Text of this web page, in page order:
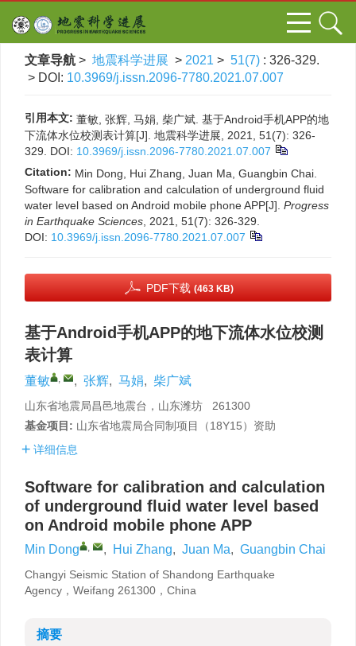
文章导航 > 地震科学进展 > 2021 > 51(7) : 326-329.
> DOI: 10.3969/j.issn.2096-7780.2021.07.007
引用本文: 董敏, 张辉, 马娟, 柴广斌. 基于Android手机APP的地
下流体水位校测表计算[J]. 地震科学进展, 2021, 51(7): 326-
329. DOI: 10.3969/j.issn.2096-7780.2021.07.007
Citation: Min Dong, Hui Zhang, Juan Ma, Guangbin Chai.
Software for calibration and calculation of underground fluid
water level based on Android mobile phone APP[J]. Progress
in Earthquake Sciences , 2021, 51(7): 326-329.
DOI: 10.3969/j.issn.2096-7780.2021.07.007
PDF下载 (463 KB)
基于Android手机APP的地下流体水位校测
表计算
董敏 , , 张辉, 马娟, 柴广斌
山东省地震局昌邑地震台，山东潍坊 261300
基金项目: 山东省地震局合同制项目（18Y15）资助
详细信息
Software for calibration and calculation
of underground fluid water level based
on Android mobile phone APP
Min Dong , , Hui Zhang, Juan Ma, Guangbin Chai
Changyi Seismic Station of Shandong Earthquake
Agency，Weifang 261300，China
摘要